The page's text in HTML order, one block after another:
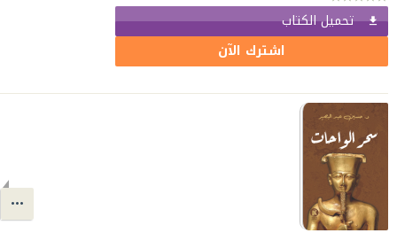
تحميل الكتاب
اشترك الآن